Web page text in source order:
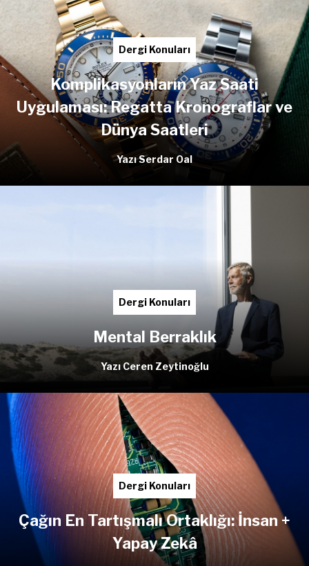
Dergi Konuları
Komplikasyonların Yaz Saati
Uygulaması: Regatta Kronograflar ve
Dünya Saatleri
Yazı Serdar Oal
Dergi Konuları
Mental Berraklık
Yazı Ceren Zeytinoğlu
Dergi Konuları
Çağın En Tartışmalı Ortaklığı: İnsan +
Yapay Zekâ